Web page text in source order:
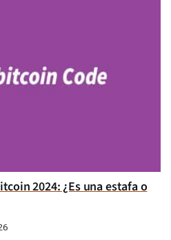
2024: ¿Es una estafa o